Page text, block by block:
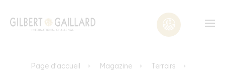
Page d'accueil Magazine
Terroirs